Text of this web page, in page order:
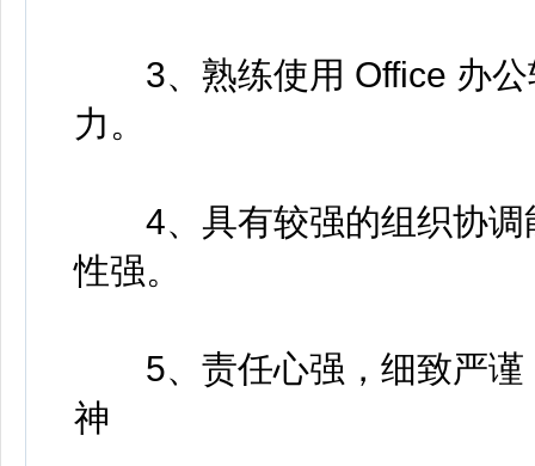
3、熟练使用 Office 办公
力。
4、具有较强的组织协调
性强。
5、责任心强，细致严谨
神